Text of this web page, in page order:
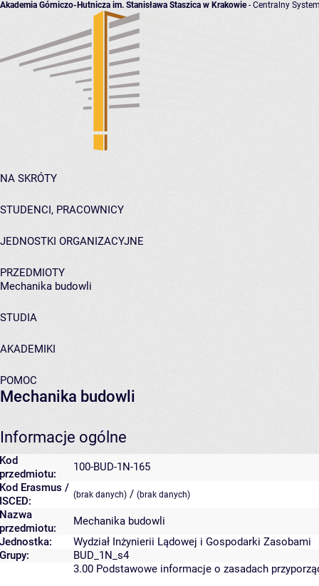
Akademia Górniczo-Hutnicza im. Stanisława Staszica w Krakowie- Centralny
NA SKRÓTY
STUDENCI, PRACOWNICY
JEDNOSTKI ORGANIZACYJNE
PRZEDMIOTY
Mechanika budowli
STUDIA
AKADEMIKI
POMOC
Mechanika budowli
Informacje ogólne
Kod
przedmiotu:
100-BUD-1N-165
Kod Erasmus /
ISCED:
(brak danych) / (brak danych)
Nazwa
przedmiotu:
Mechanika budowli
Jednostka:
Wydział Inżynierii Lądowej i Gospodarki Zasobami
Grupy:
BUD_1N_s4
3.00 Podstawowe informacje o zasadach